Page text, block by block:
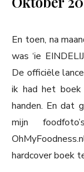
En toen, na
was ‘ie
De officiële
ik had het boek
handen. En dat
mijn
hardcover boek